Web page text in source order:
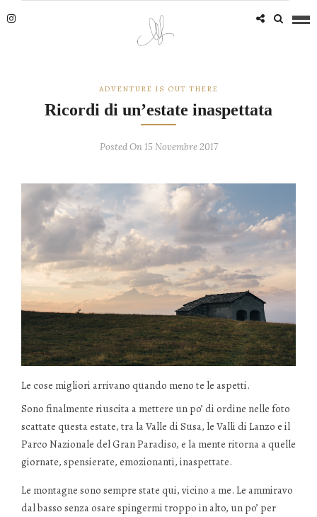
ADVENTURE IS OUT THERE
Ricordi di un’estate inaspettata
Posted On 15 Novembre 2017
Le cose migliori arrivano quando meno te le aspetti.
Sono finalmente riuscita a mettere un po’ di ordine nelle foto
scattate questa estate, tra la Valle di Susa, le Valli di Lanzo e il
Parco Nazionale del Gran Paradiso, e la mente ritorna a quelle
giornate, spensierate, emozionanti, inaspettate.
Le montagne sono sempre state qui, vicino a me. Le ammiravo
dal basso senza osare spingermi troppo in alto, un po’ per